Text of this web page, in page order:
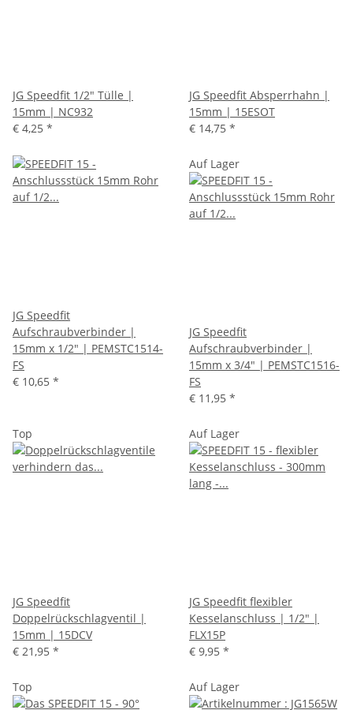
JG Speedfit 1/2" Tülle |
15mm | NC932
€ 4,25 *
JG Speedfit Absperrhahn |
15mm | 15ESOT
€ 14,75 *
JG Speedfit
Aufschraubverbinder |
15mm x 1/2" | PEMSTC1514-
FS
€ 10,65 *
Auf Lager
JG Speedfit
Aufschraubverbinder |
15mm x 3/4" | PEMSTC1516-
FS
€ 11,95 *
Top
JG Speedfit
Doppelrückschlagventil |
15mm | 15DCV
€ 21,95 *
Auf Lager
JG Speedfit flexibler
Kesselanschluss | 1/2" |
FLX15P
€ 9,95 *
Top Auf Lager